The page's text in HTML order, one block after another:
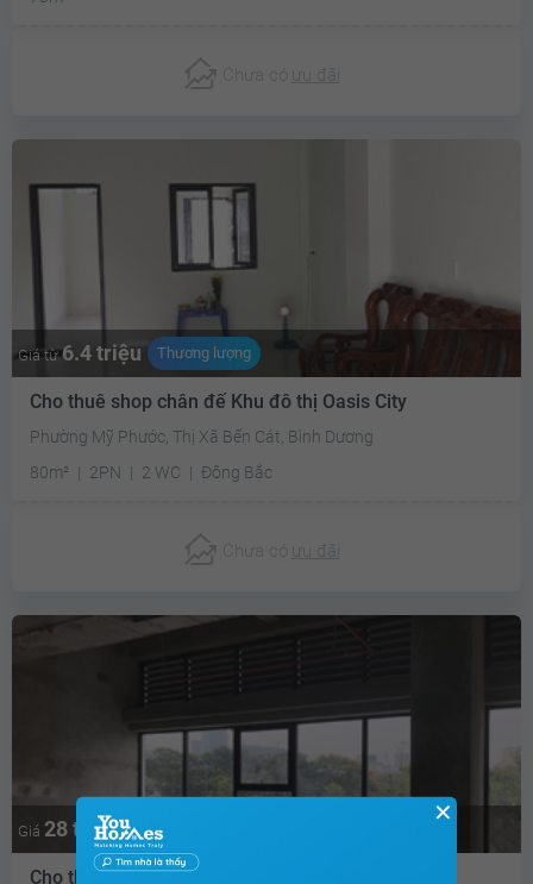
Chưa có ưu đãi
Giá từ6.4 triệu Thương lượng
Cho thuê shop chân đế Khu đô thị Oasis City
Phường Mỹ Phước, Thị Xã Bến Cát, Bình Dương
80m²
2PN 2 WC Đông Bắc
Chưa có ưu đãi
Giá 28 triệu
Cho thuê shop chân đế Vinhomes Green Bay
✕